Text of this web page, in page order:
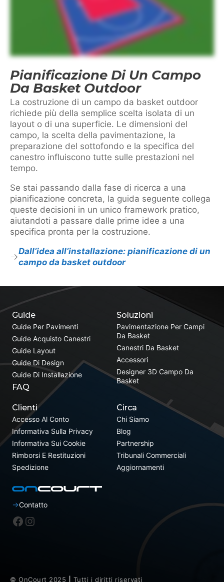
Pianificazione Di Un Campo
Da Basket Outdoor
La costruzione di un campo da basket outdoor
richiede più della semplice scelta isolata di un
layout o di una superficie. Le dimensioni del
campo, la scelta della pavimentazione, la
preparazione del sottofondo e la specifica del
canestro influiscono tutte sulle prestazioni nel
tempo.
Se stai passando dalla fase di ricerca a una
pianificazione concreta, la guida seguente collega
queste decisioni in un unico framework pratico,
aiutandoti a passare dalle prime idee a una
specifica pronta per la costruzione.
Dall’idea all’installazione: pianificazione di un
campo da basket outdoor
Soluzioni
Pavimentazione Per Campi
Da Basket
Canestri Da Basket
Accessori
Designer 3D Campo Da
Basket
Guide
Guide Per Pavimenti
Guide Acquisto Canestri
Guide Layout
Guide Di Design
Guide Di Installazione
FAQ
Clienti
Accesso Al Conto
Informativa Sulla Privacy
Informativa Sui Cookie
Rimborsi E Restituzioni
Spedizione
Circa
Chi Siamo
Blog
Partnership
Tribunali Commerciali
Aggiornamenti
Contatto
Facebook
Instagram
© OnCourt 2025 Tutti i diritti riservati